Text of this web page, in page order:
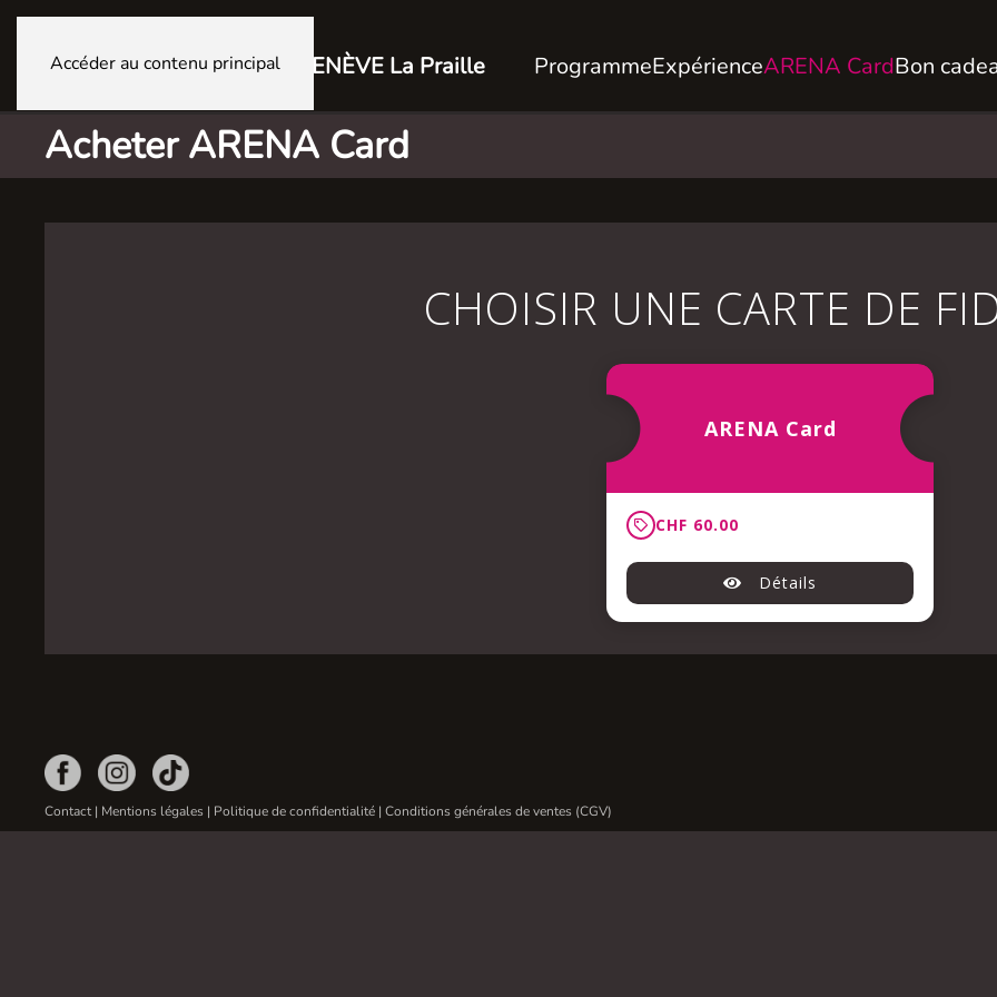
Accéder au contenu principal GENÈVE La Praille ProgrammeExpérienceARENA CardBon
Acheter ARENA Card
Contact| Mentions légales | Politique de confidentialité | Conditions générales de ventes (CGV)